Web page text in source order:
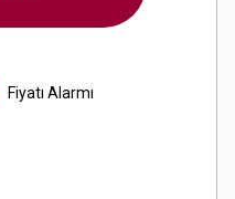
Fiyatı Alarmı